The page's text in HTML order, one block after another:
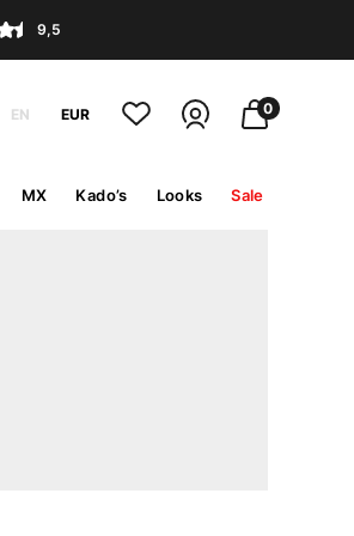
9,5
EN EUR 0
MX Kado’s Looks Sale